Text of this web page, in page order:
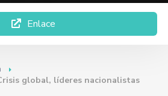
Enlace
global, líderes nacionalistas